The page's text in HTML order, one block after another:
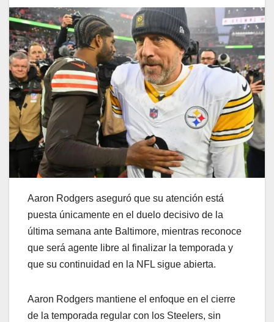
Aaron Rodgers aseguró que su atención está
puesta únicamente en el duelo decisivo de la
última semana ante Baltimore, mientras reconoce
que será agente libre al finalizar la temporada y
que su continuidad en la NFL sigue abierta.
Aaron Rodgers mantiene el enfoque en el cierre
de la temporada regular con los Steelers, sin